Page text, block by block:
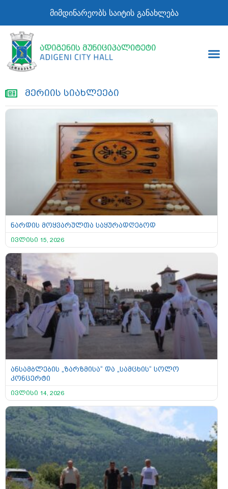
მიმდინარეობს საიტის განახლება
მერიის სიახლეები
ნარდის მოყვარულთა საყურადღებოდ
ივლისი 15, 2026
ანსამბლების „ზარზმისა“ და „სამცხის“ სოლო
კონცერტი
ივლისი 14, 2026